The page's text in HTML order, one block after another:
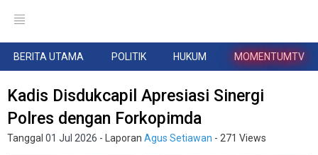
BERITA UTAMA POLITIK HUKUM MOMENTUMTV
Kadis Disdukcapil Apresiasi Sinergi
Polres dengan Forkopimda
Tanggal 01 Jul 2026 - Laporan Agus Setiawan - 271 Views